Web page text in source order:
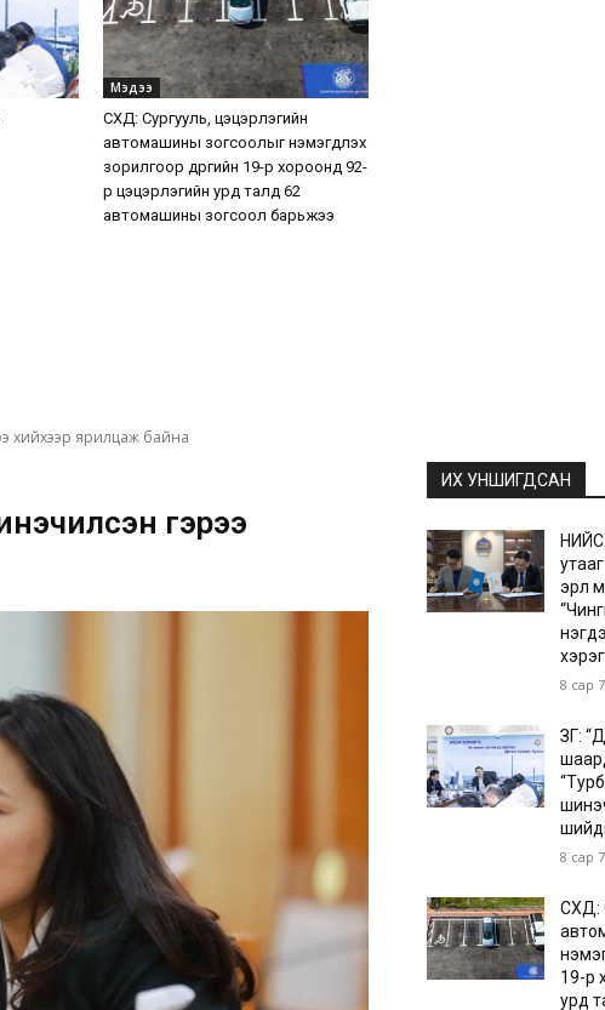
Мэдээ
СХД: Сургууль, цэцэрлэгийн
автомашины зогсоолыг нэмэгдүүлэх
зорилгоор дүүргийн 19-р хороонд 92-
р цэцэрлэгийн урд талд 62
автомашины зогсоол барьжээ